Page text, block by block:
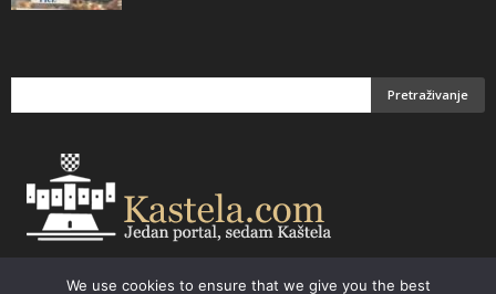
We use cookies to ensure that we give you the best